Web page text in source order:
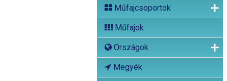
Műfajcsoportok
Műfajok
Országok
Megyék